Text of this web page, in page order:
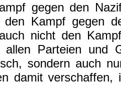
gegen den
den Kampf gegen
nicht den
allen Parteien und
sondern auch
damit verschaffen,